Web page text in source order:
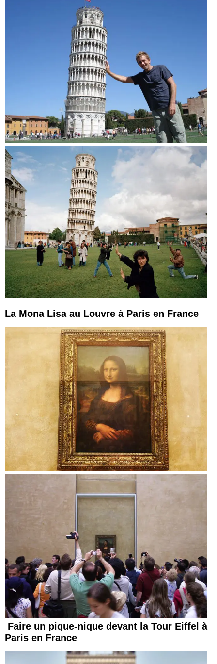
La Mona Lisa au Louvre à Paris en France
Faire un pique-nique devant la Tour Eiffel à
Paris en France